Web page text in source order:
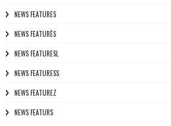
NEWS FEATURES
NEWS FEATURÈS
NEWS FEATURESL
NEWS FEATURESS
NEWS FEATUREZ
NEWS FEATURS